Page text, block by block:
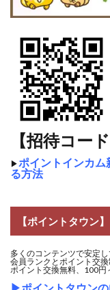
【招待コー
▶ポイントインカム
る方法
【ポイントタウン】
多くのコンテンツで安定し
会員ランクとポイント交
ポイント交換無料、100円